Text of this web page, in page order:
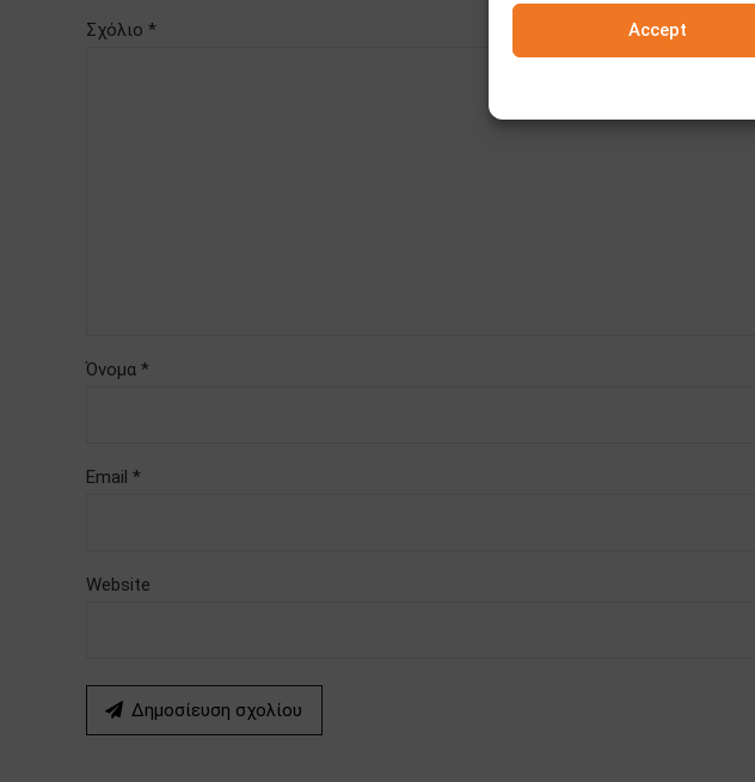
Accept
Σχόλιο *
Όνομα *
Email *
Website
Δημοσίευση σχολίου